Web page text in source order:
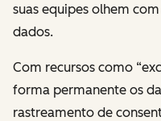
suas equipes olhem
dados.
Com recursos como
forma permanente os
rastreamento de